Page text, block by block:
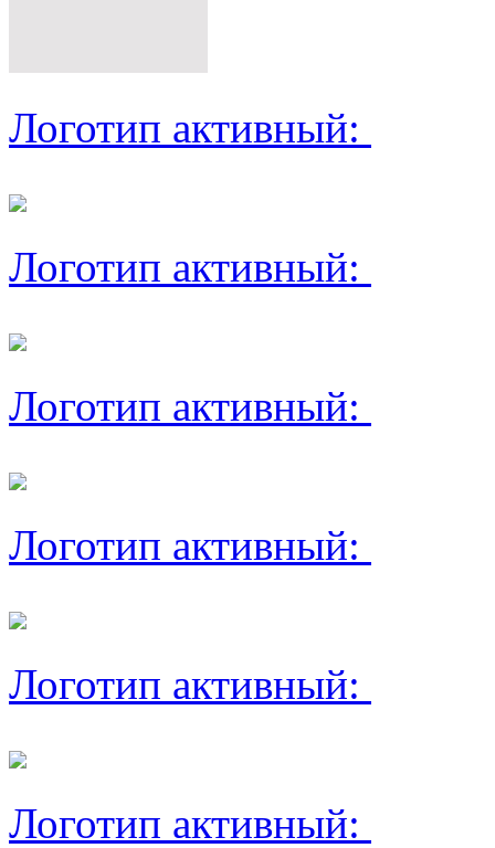
Логотип активный:
Логотип активный:
Логотип активный:
Логотип активный:
Логотип активный:
Логотип активный: